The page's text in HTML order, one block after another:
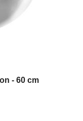
- 60 cm